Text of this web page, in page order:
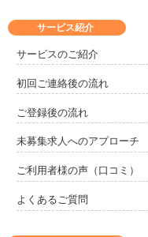
サービス紹介
サービスのご紹介
初回ご連絡後の流れ
ご登録後の流れ
未募集求人へのアプローチ
ご利用者様の声（口コミ）
よくあるご質問